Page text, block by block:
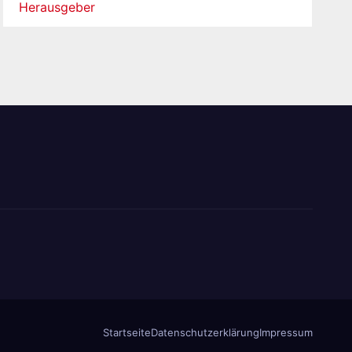
Herausgeber
StartseiteDatenschutzerklärungImpressum